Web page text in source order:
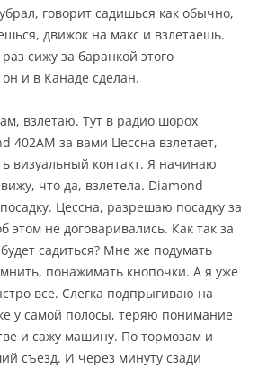
говорит садишься как обычно,
движок на макс и взлетаешь.
сижу за баранкой этого
и в Канаде сделан.
взлетаю. Тут в радио шорох
402AM за вами Цессна взлетает,
визуальный контакт. Я начинаю
что да, взлетела. Diamond
Цессна, разрешаю посадку за
этом не договаривались. Как так за
садиться? Мне же подумать
понажимать кнопочки. А я уже
все. Слегка подпрыгиваю на
у самой полосы, теряю понимание
и сажу машину. По тормозам и
съезд. И через минуту сзади